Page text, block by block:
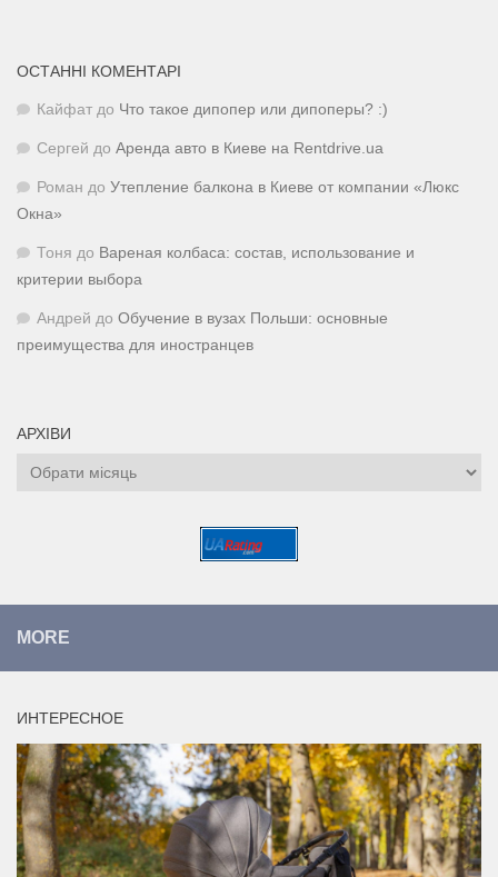
ОСТАННІ КОМЕНТАРІ
Кайфат до Что такое дипопер или дипоперы? :)
Сергей до Аренда авто в Киеве на Rentdrive.ua
Роман до Утепление балкона в Киеве от компании «Люкс
Окна»
Тоня до Вареная колбаса: состав, использование и
критерии выбора
Андрей до Обучение в вузах Польши: основные
преимущества для иностранцев
АРХІВИ
Архіви
MORE
ИНТЕРЕСНОЕ